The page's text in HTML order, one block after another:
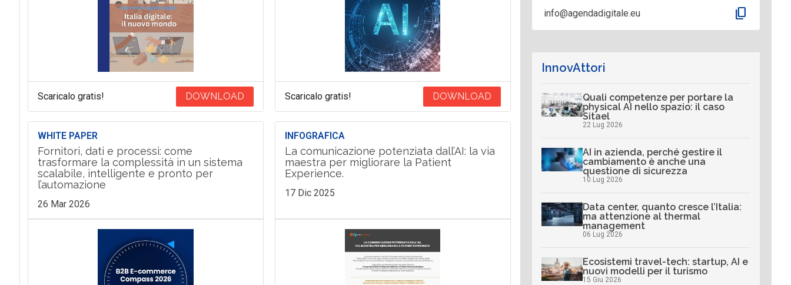
Scaricalo gratis! DOWNLOAD Scaricalo gratis! DOWNLOAD
WHITE PAPER
Fornitori, dati e processi: come
trasformare la complessità in un sistema
scalabile, intelligente e pronto per
l’automazione
26 Mar 2026
INFOGRAFICA
La comunicazione potenziata dall’AI: la via
maestra per migliorare la Patient
Experience.
17 Dic 2025
info@agendadigitale.eu content_copy
InnovAttori
Quali competenze per portare la
physical AI nello spazio: il caso
Sitael
22 Lug 2026
AI in azienda, perché gestire il
cambiamento è anche una
questione di sicurezza
10 Lug 2026
Data center, quanto cresce l’Italia:
ma attenzione al thermal
management
06 Lug 2026
Ecosistemi travel-tech: startup, AI e
nuovi modelli per il turismo
15 Giu 2026